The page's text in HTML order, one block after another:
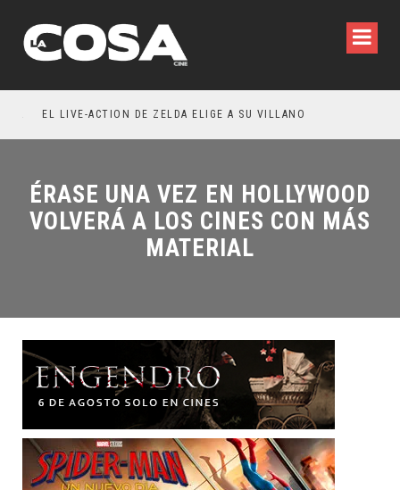
EL LIVE-ACTION DE ZELDA ELIGE A SU VILLANO
ÉRASE UNA VEZ EN HOLLYWOOD
VOLVERÁ A LOS CINES CON MÁS
MATERIAL